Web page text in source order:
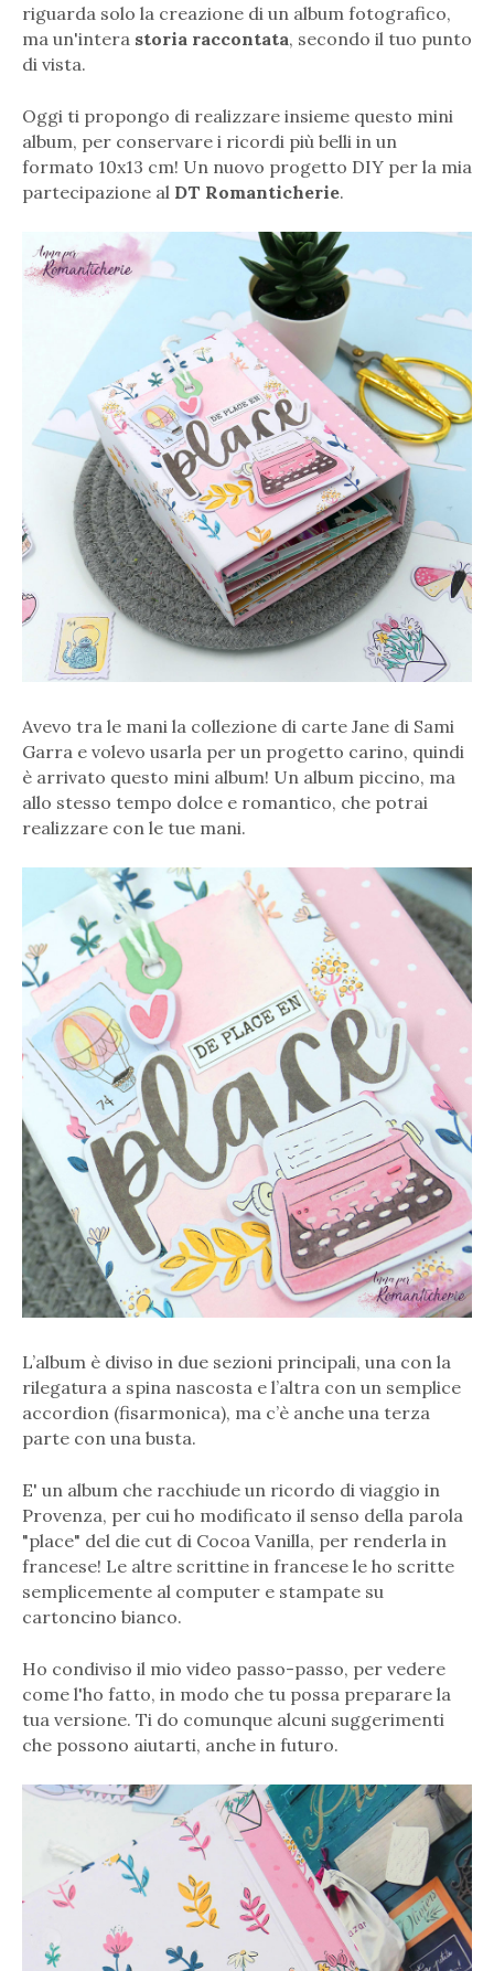
riguarda solo la creazione di un album fotografico,
ma un'intera storia raccontata, secondo il tuo punto
di vista.
Oggi ti propongo di realizzare insieme questo mini
album, per conservare i ricordi più belli in un
formato 10x13 cm! Un nuovo progetto DIY per la mia
partecipazione al DT Romanticherie.
Avevo tra le mani la collezione di carte Jane di Sami
Garra e volevo usarla per un progetto carino, quindi
è arrivato questo mini album! Un album piccino, ma
allo stesso tempo dolce e romantico, che potrai
realizzare con le tue mani.
L’album è diviso in due sezioni principali, una con la
rilegatura a spina nascosta e l’altra con un semplice
accordion (fisarmonica), ma c’è anche una terza
parte con una busta.
E' un album che racchiude un ricordo di viaggio in
Provenza, per cui ho modificato il senso della parola
"place" del die cut di Cocoa Vanilla, per renderla in
francese! Le altre scrittine in francese le ho scritte
semplicemente al computer e stampate su
cartoncino bianco.
Ho condiviso il mio video passo-passo, per vedere
come l'ho fatto, in modo che tu possa preparare la
tua versione. Ti do comunque alcuni suggerimenti
che possono aiutarti, anche in futuro.